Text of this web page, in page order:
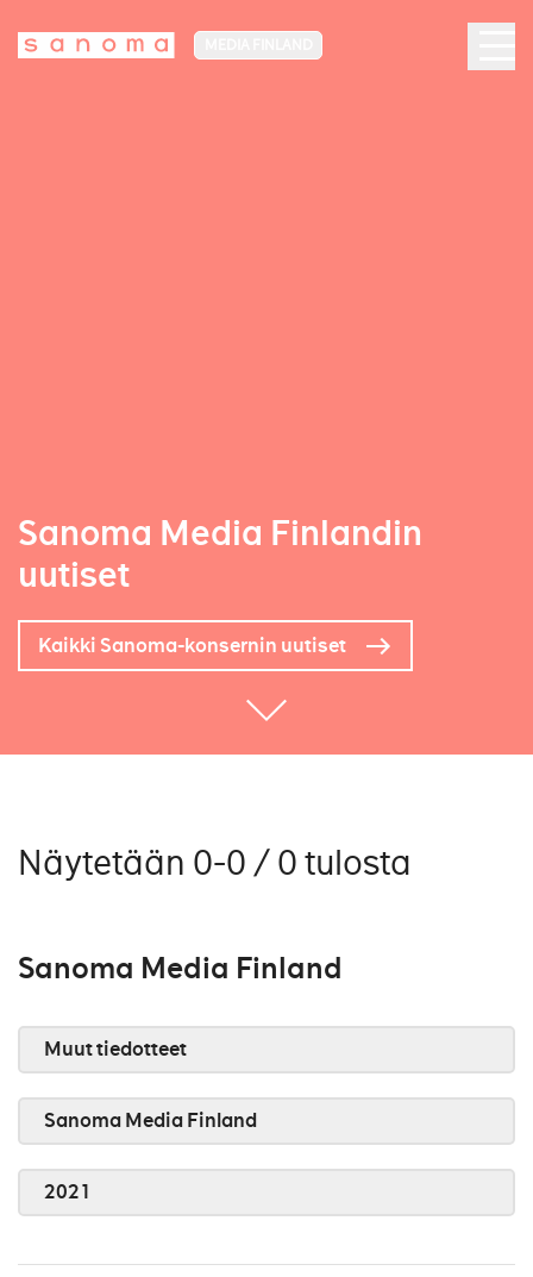
Sanoma Media Finlandin
uutiset
Kaikki Sanoma-konsernin uutiset
Näytetään 0-0 / 0 tulosta
Sanoma Media Finland
Muut tiedotteet
Sanoma Media Finland
2021